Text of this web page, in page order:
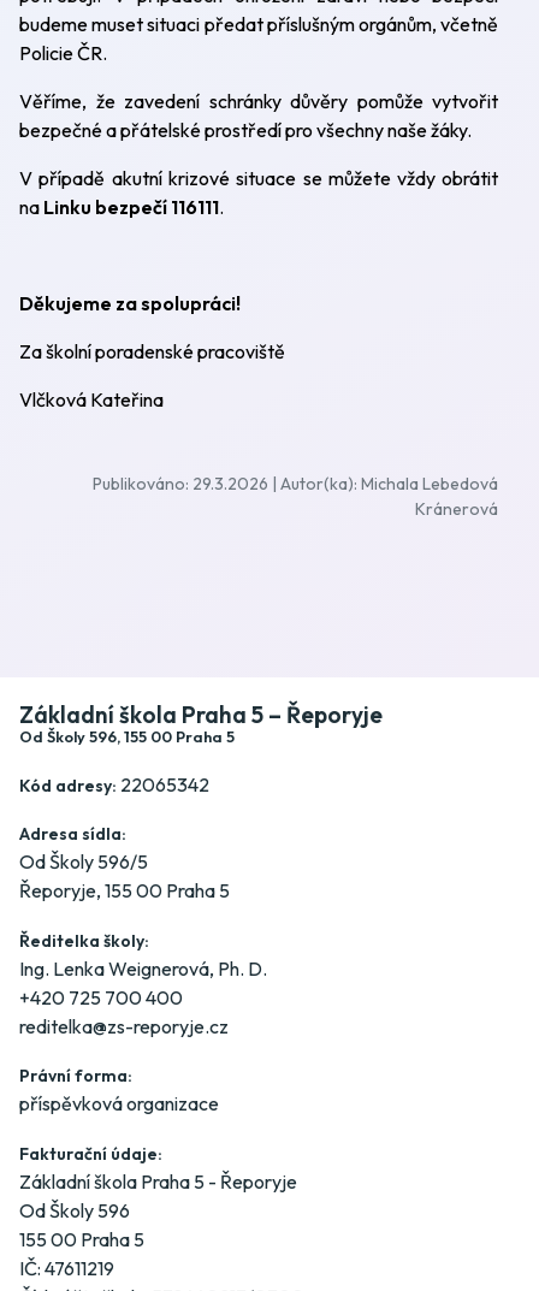
budeme muset situaci předat příslušným orgánům, včetně
Policie ČR.
Věříme, že zavedení schránky důvěry pomůže vytvořit
bezpečné a přátelské prostředí pro všechny naše žáky.
V případě akutní krizové situace se můžete vždy obrátit
na Linku bezpečí 116111.
Děkujeme za spolupráci!
Za školní poradenské pracoviště
Vlčková Kateřina
Publikováno: 29.3.2026 | Autor(ka): Michala Lebedová
Kránerová
Základní škola Praha 5 – Řeporyje
Od Školy 596, 155 00 Praha 5
Kód adresy: 22065342
Adresa sídla:
Od Školy 596/5
Řeporyje, 155 00 Praha 5
Ředitelka školy:
Ing. Lenka Weignerová, Ph. D.
+420 725 700 400
reditelka@zs-reporyje.cz
Právní forma:
příspěvková organizace
Fakturační údaje:
Základní škola Praha 5 - Řeporyje
Od Školy 596
155 00 Praha 5
IČ: 47611219